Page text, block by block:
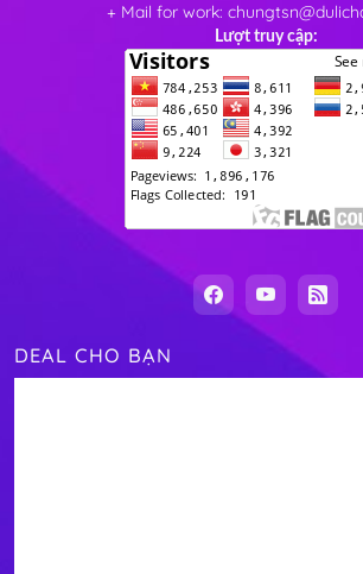
+ Mail for work:
Lượt truy cập:
DEAL CHO BẠN